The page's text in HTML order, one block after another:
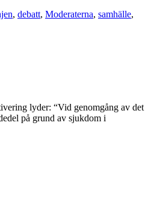
, debatt, Moderaterna, samhälle,
lyder: “Vid genomgång av det
på grund av sjukdom i